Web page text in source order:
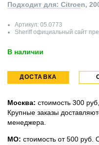
Подходит для: Citroen,
Артикул: 05.0773
Sheriff официальный сайт
В наличии
ДОСТАВКА
Москва: стоимость 300
Крупные заказы
менеджера.
МО: стоимость от 500 руб.